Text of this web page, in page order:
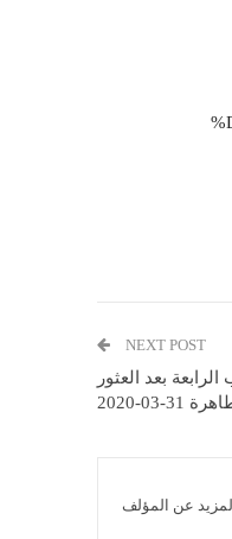
NEXT POST
بعد العثور
03-2020
عن المؤلف